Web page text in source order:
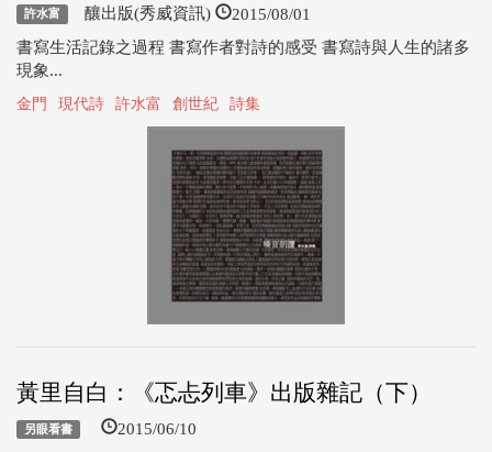
許水富 釀出版(秀威資訊) 2015/08/01
書寫生活記錄之過程 書寫作者對詩的感受 書寫詩與人生的諸多
現象...
金門 現代詩 許水富 創世紀 詩集
黃里自白：《忑忐列車》出版雜記（下）
另眼看書 2015/06/10